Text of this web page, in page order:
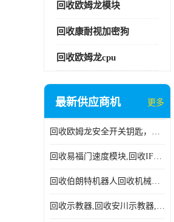
回收欧姆龙模块
回收康耐视加密狗
回收欧姆龙cpu
最新供应商机 更多
回收欧姆龙安全开关钥匙，回收OMRON安全锁，回收光电传感器
回收易福门速度模块,回收IFM大全,回收易福门AS-iDP模块
回收伯朗特机器人回收机械手臂伯朗特六轴工业机器人
回收示教器,回收安川示教器,回收ABB新旧示教器